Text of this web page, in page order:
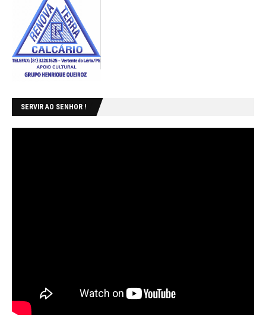
SERVIR AO SENHOR !